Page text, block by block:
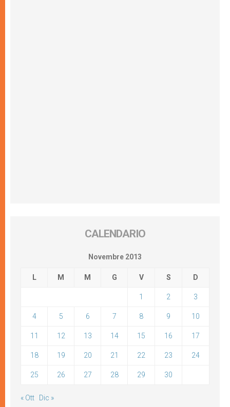
CALENDARIO
Novembre 2013
L M M G V S D
1 2 3
4 5 6 7 8 9 10
11 12 13 14 15 16 17
18 19 20 21 22 23 24
25 26 27 28 29 30
« Ott Dic »